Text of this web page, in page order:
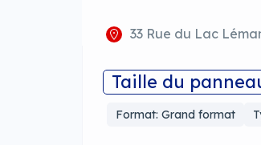
33 Rue du Lac
Taille du
Format: Grand format